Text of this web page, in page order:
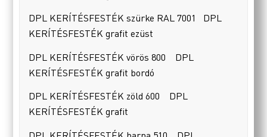
DPL KERÍTÉSFESTÉK szürke RAL 7001 DPL
KERÍTÉSFESTÉK grafit ezüst
DPL KERÍTÉSFESTÉK vörös 800 DPL
KERÍTÉSFESTÉK grafit bordó
DPL KERÍTÉSFESTÉK zöld 600 DPL
KERÍTÉSFESTÉK grafit